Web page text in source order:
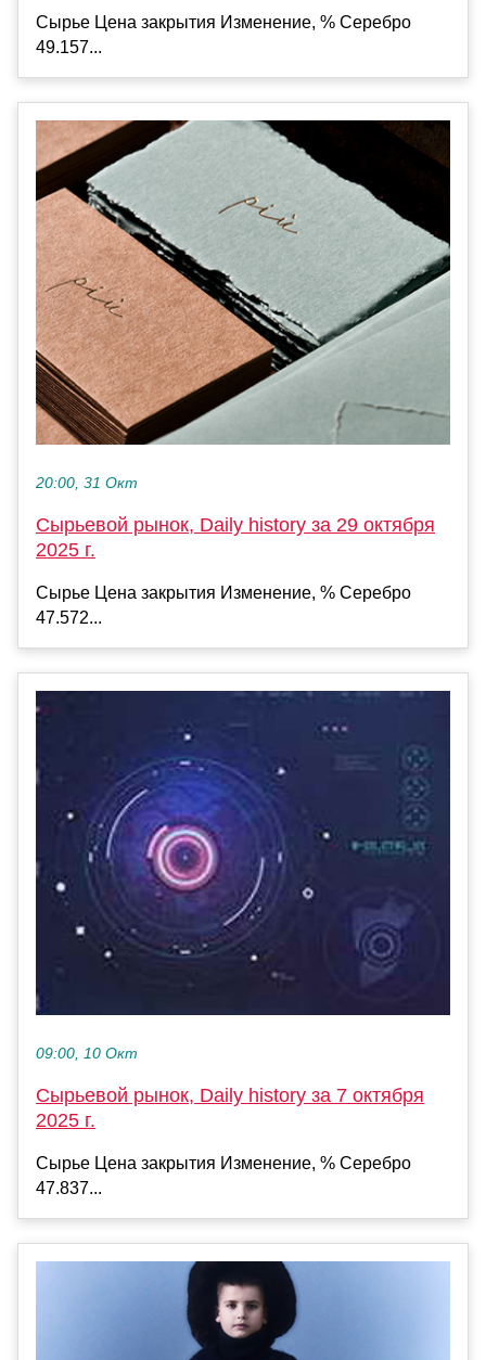
Сырье Цена закрытия Изменение, % Серебро
49.157...
20:00, 31 Окт
Сырьевой рынок, Daily history за 29 октября
2025 г.
Сырье Цена закрытия Изменение, % Серебро
47.572...
09:00, 10 Окт
Сырьевой рынок, Daily history за 7 октября
2025 г.
Сырье Цена закрытия Изменение, % Серебро
47.837...